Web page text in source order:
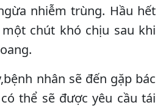
nhiễm trùng. Hầu hết
chút khó chịu sau khi
nhân sẽ đến gặp bác
thể sẽ được yêu cầu tái